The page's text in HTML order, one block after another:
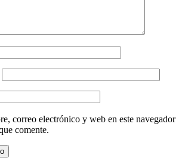
correo electrónico y web en este navegador
comente.